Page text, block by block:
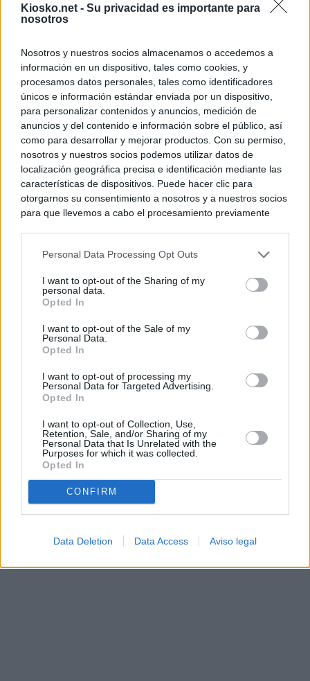
Kiosko.net - Su privacidad es importante para
nosotros
Nosotros y nuestros socios almacenamos o accedemos a
información en un dispositivo, tales como cookies, y
procesamos datos personales, tales como identificadores
únicos e información estándar enviada por un dispositivo,
para personalizar contenidos y anuncios, medición de
anuncios y del contenido e información sobre el público, así
como para desarrollar y mejorar productos. Con su permiso,
nosotros y nuestros socios podemos utilizar datos de
localización geográfica precisa e identificación mediante las
características de dispositivos. Puede hacer clic para
otorgarnos su consentimiento a nosotros y a nuestros socios
para que llevemos a cabo el procesamiento previamente
negar su consentimiento. Tenga en cuenta que algún
de su consentimiento, pero usted tiene el derecho de
rechazar tal procesamiento. Sus preferencias se aplicarán
cualquier momento entrando de nuevo en este sitio web o
visitando nuestra política de privacidad.
Personal Data Processing Opt Outs
I want to opt-out of the Sharing of my
personal data.
Opted In
I want to opt-out of the Sale of my
Personal Data.
Opted In
I want to opt-out of processing my
Personal Data for Targeted Advertising.
Opted In
I want to opt-out of Collection, Use,
Retention, Sale, and/or Sharing of my
Personal Data that Is Unrelated with the
Purposes for which it was collected.
Opted In
CONFIRM
Data Deletion Data Access Aviso legal